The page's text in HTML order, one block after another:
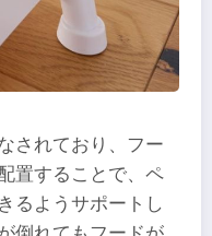
されており、フー
置することで、ペ
るようサポートし